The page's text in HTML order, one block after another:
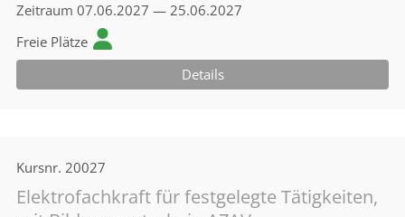
Zeitraum 07.06.2027 — 25.06.2027
Freie Plätze
Details
Kursnr. 20027
Elektrofachkraft für festgelegte Tätigkeiten,